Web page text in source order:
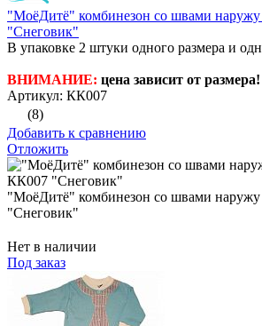
"МоёДитё" комбинезон со швами
"Снеговик"
В упаковке 2 штуки одного размера и
ВНИМАНИЕ: цена зависит от размера!
Артикул: КК007
(8)
Добавить к сравнению
Отложить
"МоёДитё" комбинезон со швами
"Снеговик"
Нет в наличии
Под заказ